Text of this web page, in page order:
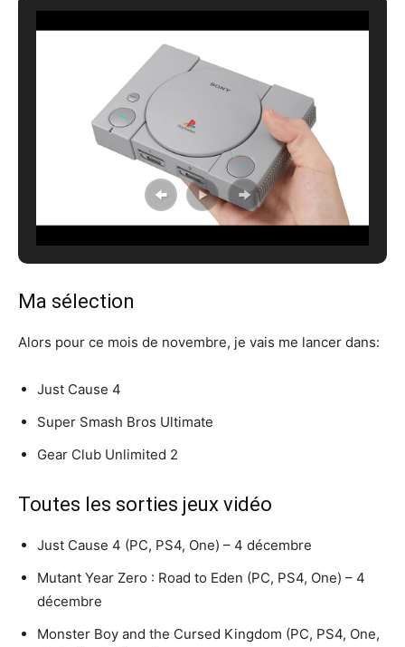
Ma sélection
Alors pour ce mois de novembre, je vais me lancer dans:
Just Cause 4
Super Smash Bros Ultimate
Gear Club Unlimited 2
Toutes les sorties jeux vidéo
Just Cause 4 (PC, PS4, One) – 4 décembre
Mutant Year Zero : Road to Eden (PC, PS4, One) – 4
décembre
Monster Boy and the Cursed Kingdom (PC, PS4, One,